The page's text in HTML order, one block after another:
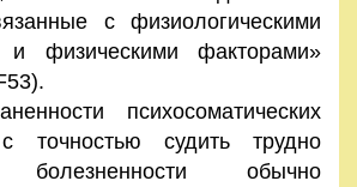
с физиологическими
и физическими факторами»
психосоматических
с точностью судить трудно
болезненности обычно